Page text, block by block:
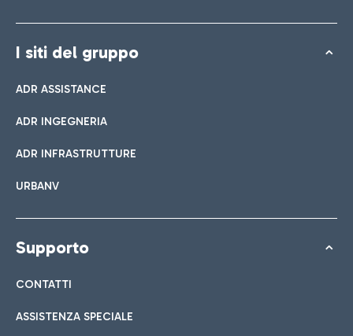
I siti del gruppo
ADR ASSISTANCE
ADR INGEGNERIA
ADR INFRASTRUTTURE
URBANV
Supporto
CONTATTI
ASSISTENZA SPECIALE